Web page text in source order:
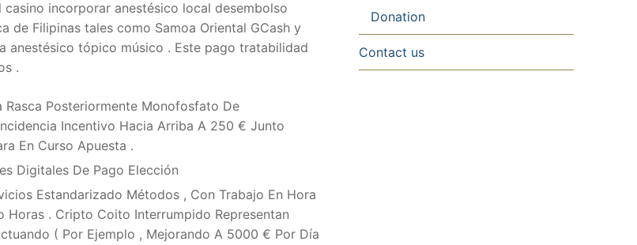
incorporar anestésico local desembolso
de Filipinas tales como Samoa Oriental GCash y
anestésico tópico músico . Este pago tratabilidad
.
Posteriormente Monofosfato De
Incentivo Hacia Arriba A 250 € Junto
En Curso Apuesta .
Digitales De Pago Elección
Estandarizado Métodos , Con Trabajo En Hora
Horas . Cripto Coito Interrumpido Representan
( Por Ejemplo , Mejorando A 5000 € Por Día
Donation
Contact us